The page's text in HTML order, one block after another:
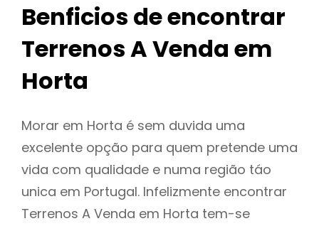
Benficios de encontrar
Terrenos A Venda em
Horta
Morar em Horta é sem duvida uma
excelente opção para quem pretende uma
vida com qualidade e numa região táo
unica em Portugal. Infelizmente encontrar
Terrenos A Venda em Horta tem-se